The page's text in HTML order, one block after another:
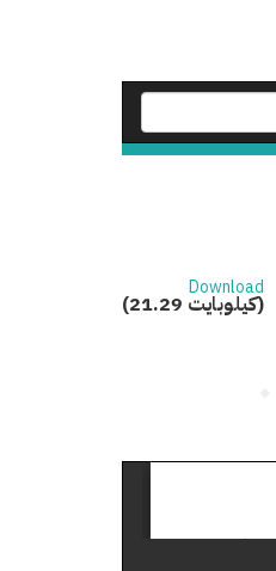
Download
(21.29 كيلوبايت)